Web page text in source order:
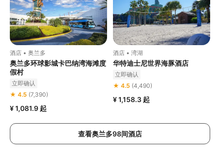
酒店 • 奥兰多
奥兰多环球影城卡巴纳湾海滩度
假村
立即确认
★ 4.5 (7,390)
¥ 1,081.9 起
酒店 • 湾湖
华特迪士尼世界海豚酒店
立即确认
★ 4.5 (4,490)
¥ 1,158.3 起
查看奥兰多98间酒店